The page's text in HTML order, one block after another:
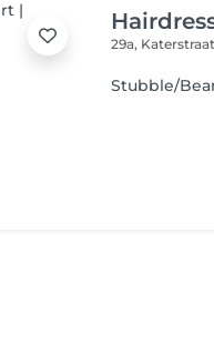
29a,
Stubble/